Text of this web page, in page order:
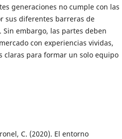
generaciones no cumple con las
sus diferentes barreras de
embargo, las partes deben
con experiencias vividas,
claras para formar un solo equipo
C. (2020). El entorno